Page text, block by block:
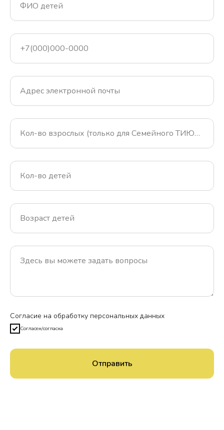
ФИО детей
+7(000)000-0000
Адрес электронной почты
Кол-во взрослых (только для Семейного ТИЮЛЯ)
Кол-во детей
Возраст детей
Здесь вы можете задать вопросы
Согласие на обработку персональных данных
Согласен/согласна
Отправить